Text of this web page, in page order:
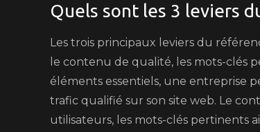
Quels sont les 3 leviers
Les trois principaux leviers du
le contenu de qualité, les mots-clés
éléments essentiels, une entreprise
trafic qualifié sur son site web. Le
utilisateurs, les mots-clés pertinents